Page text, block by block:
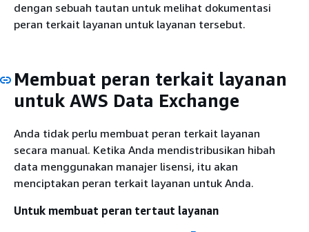
dengan sebuah tautan untuk melihat dokumentasi
peran terkait layanan untuk layanan tersebut.
Membuat peran terkait layanan
untuk AWS Data Exchange
Anda tidak perlu membuat peran terkait layanan
secara manual. Ketika Anda mendistribusikan hibah
data menggunakan manajer lisensi, itu akan
menciptakan peran terkait layanan untuk Anda.
Untuk membuat peran tertaut layanan